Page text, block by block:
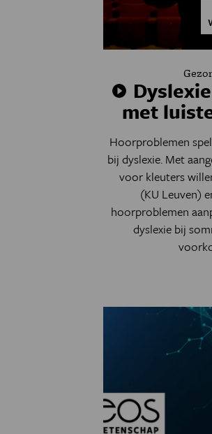
met
Hoorproblemen
bij dyslexie. Met
voor kleuters
(KU Leuven)
hoorproblemen
dyslexie bij